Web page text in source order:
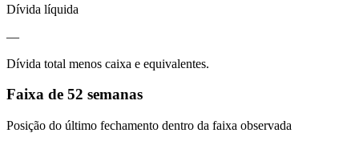
Dívida líquida
—
Dívida total menos caixa e equivalentes.
Faixa de 52 semanas
Posição do último fechamento dentro da faixa observada